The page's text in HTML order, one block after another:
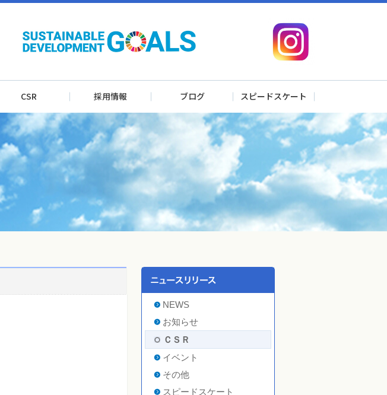
CSR 採用情報 ブログ スピードスケート
NEWS
お知らせ
ＣＳＲ
イベント
その他
スピードスケート